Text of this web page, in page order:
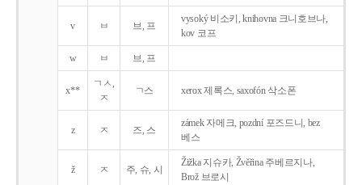
v ㅂ 브, 프
vysoký 비소키, knihovna 크니호브나,
kov 코프
w ㅂ 브, 프
x**
ㄱㅅ,
ㅈ
ㄱ스 xerox 제록스, saxofón 삭소폰
z ㅈ 즈, 스
zámek 자메크, pozdní 포즈드니, bez
베스
ž ㅈ 주, 슈, 시
Žižka 지슈카, Žvěřina 주베르지나,
Brož 브로시